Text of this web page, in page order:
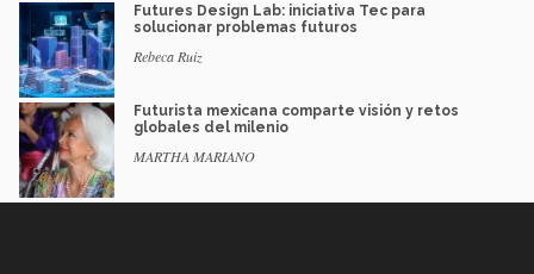
Futures Design Lab: iniciativa Tec para
solucionar problemas futuros
Rebeca Ruiz
Futurista mexicana comparte visión y retos
globales del milenio
MARTHA MARIANO